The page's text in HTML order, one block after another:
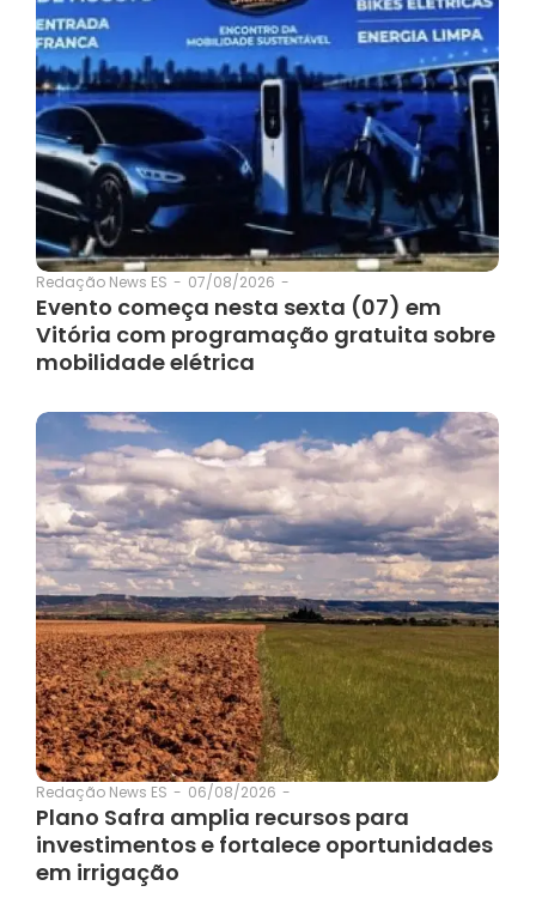
Redação News ES - 07/08/2026 -
Evento começa nesta sexta (07) em
Vitória com programação gratuita sobre
mobilidade elétrica
Redação News ES - 06/08/2026 -
Plano Safra amplia recursos para
investimentos e fortalece oportunidades
em irrigação